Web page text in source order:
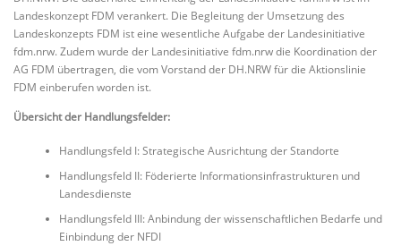
Landeskonzept FDM verankert. Die Begleitung der Umsetzung des
Landeskonzepts FDM ist eine wesentliche Aufgabe der Landesinitiative
fdm.nrw. Zudem wurde der Landesinitiative fdm.nrw die Koordination der
AG FDM übertragen, die vom Vorstand der DH.NRW für die Aktionslinie
FDM einberufen worden ist.
Übersicht der Handlungsfelder:
Handlungsfeld I: Strategische Ausrichtung der Standorte
Handlungsfeld II: Föderierte Informationsinfrastrukturen und
Landesdienste
Handlungsfeld III: Anbindung der wissenschaftlichen Bedarfe und
Einbindung der NFDI